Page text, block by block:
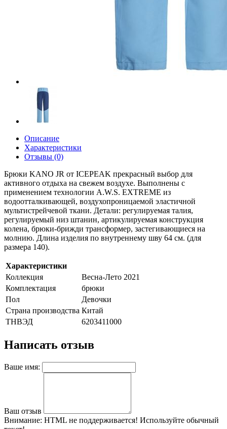
Описание
Характеристики
Отзывы (0)
Брюки KANO JR от ICEPEAK прекрасный выбор для
активного отдыха на свежем воздухе. Выполнены с
применением технологии A.W.S. EXTREME из
водоотталкивающей, воздухопроницаемой эластичной
мультистрейчевой ткани. Детали: регулируемая талия,
регулируемый низ штанин, артикулируемая конструкция
колена, брюки-брижди трансформер, застегивающиеся на
молнию. Длина изделия по внутреннему шву 64 см. (для
размера 140).
Характеристики
Коллекция
Весна-Лето 2021
Комплектация
брюки
Пол
Девочки
Страна производства Китай
ТНВЭД
6203411000
Написать отзыв
Ваше имя:
Ваш отзыв
Внимание: HTML не поддерживается! Используйте обычный